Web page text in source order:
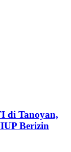
di Tanoyan,
Berizin